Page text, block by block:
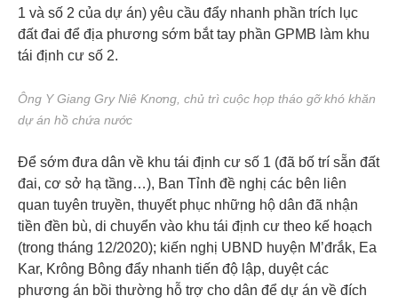
1 và số 2 của dự án) yêu cầu đẩy nhanh phần trích lục
đất đai để địa phương sớm bắt tay phần GPMB làm khu
tái định cư số 2.
Ông Y Giang Gry Niê Knơng, chủ trì cuộc họp tháo gỡ khó khăn
dự án hồ chứa nước
Để sớm đưa dân về khu tái định cư số 1 (đã bố trí sẵn đất
đai, cơ sở hạ tầng…), Ban Tỉnh đề nghị các bên liên
quan tuyên truyền, thuyết phục những hộ dân đã nhận
tiền đền bù, di chuyển vào khu tái định cư theo kế hoạch
(trong tháng 12/2020); kiến nghị UBND huyện M’đrắk, Ea
Kar, Krông Bông đẩy nhanh tiến độ lập, duyệt các
phương án bồi thường hỗ trợ cho dân để dự án về đích